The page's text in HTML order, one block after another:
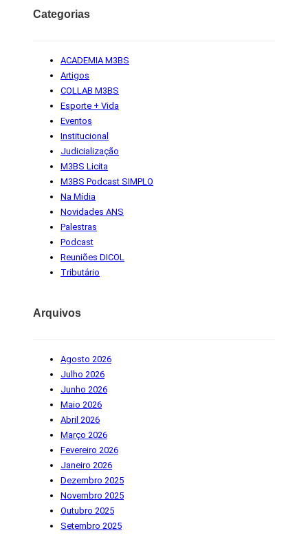
Categorias
ACADEMIA M3BS
Artigos
COLLAB M3BS
Esporte + Vida
Eventos
Institucional
Judicialização
M3BS Licita
M3BS Podcast SIMPLO
Na Mídia
Novidades ANS
Palestras
Podcast
Reuniões DICOL
Tributário
Arquivos
Agosto 2026
Julho 2026
Junho 2026
Maio 2026
Abril 2026
Março 2026
Fevereiro 2026
Janeiro 2026
Dezembro 2025
Novembro 2025
Outubro 2025
Setembro 2025